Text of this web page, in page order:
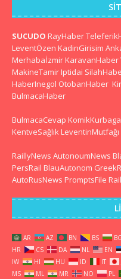
SUCUDO RayHaber
LeventÖzen KadinGirisim
Merhabaİzmir KaravanHaber
MakineTamir Iptidai
HaberInegol OtobanHaber
BulmacaHaber
BulmacaCevap KomikKurbaga
KentveSağlık LeventinMutfağı
RaillyNews AutonoumNews
PersRail BlauAutonom
AutoRusNews PromptsFile
AR AZ BN BS BG
HR
CS DA NL EN
IW
HI HU ID IT
MS
ML MR NO PL